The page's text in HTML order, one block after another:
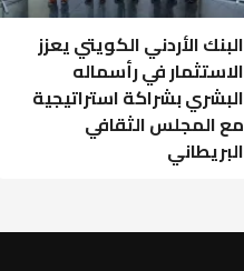
البنك الأردني الكويتي يعزز
الاستثمار في رأسماله
البشري بشراكة استراتيجية
مع المجلس الثقافي
البريطاني